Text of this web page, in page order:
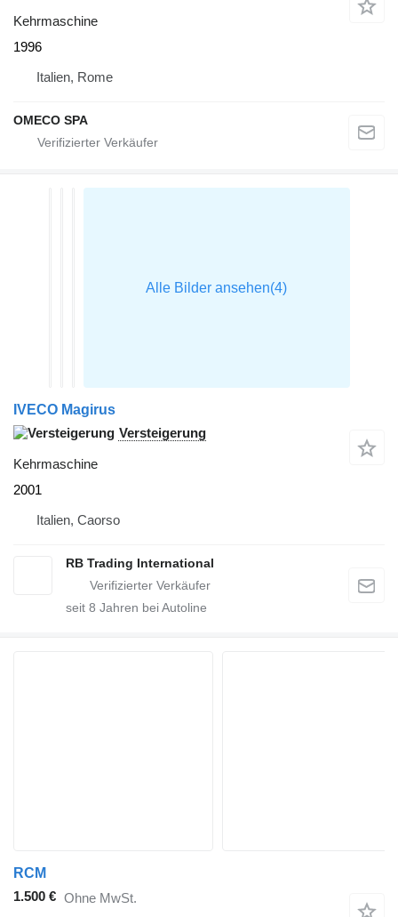
Kehrmaschine
1996
Italien, Rome
OMECO SPA
IVECO Magirus
Versteigerung
Kehrmaschine
2001
Italien, Caorso
RB Trading International
seit 8 Jahren bei Autoline
RCM
1.500 € Ohne MwSt.